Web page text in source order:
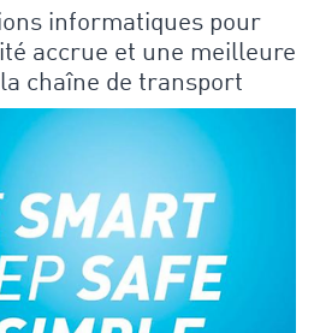
informatiques pour
accrue et une meilleure
chaîne de transport